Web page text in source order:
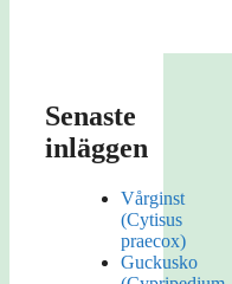
Senaste
inläggen
Vårginst
(Cytisus
praecox)
Guckusko